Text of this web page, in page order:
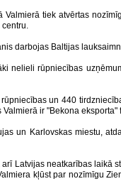
Valmierā tiek atvērtas
centru.
darbojas Baltijas
nelieli rūpniecības
un 440
ir "Bekona eksporta"
un Karlovskas miestu,
Latvijas neatkarības
kļūst par nozīmīgu